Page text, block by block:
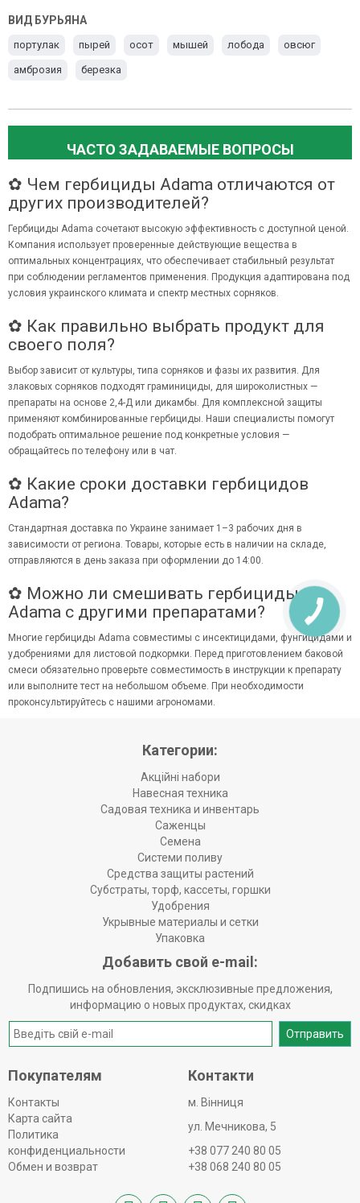
ВИД БУРЬЯНА
портулак пырей осот мышей лобода овсюг
амброзия березка
ЧАСТО ЗАДАВАЕМЫЕ ВОПРОСЫ
✿ Чем гербициды Adama отличаются от
других производителей?
Гербициды Adama сочетают высокую эффективность с доступной ценой.
Компания использует проверенные действующие вещества в
оптимальных концентрациях, что обеспечивает стабильный результат
при соблюдении регламентов применения. Продукция адаптирована под
условия украинского климата и спектр местных сорняков.
✿ Как правильно выбрать продукт для
своего поля?
Выбор зависит от культуры, типа сорняков и фазы их развития. Для
злаковых сорняков подходят граминициды, для широколистных —
препараты на основе 2,4-Д или дикамбы. Для комплексной защиты
применяют комбинированные гербициды. Наши специалисты помогут
подобрать оптимальное решение под конкретные условия —
обращайтесь по телефону или в чат.
✿ Какие сроки доставки гербицидов
Adama?
Стандартная доставка по Украине занимает 1–3 рабочих дня в
зависимости от региона. Товары, которые есть в наличии на складе,
отправляются в день заказа при оформлении до 14:00.
✿ Можно ли смешивать гербициды
Adama с другими препаратами?
Многие гербициды Adama совместимы с инсектицидами, фунгицидами и
удобрениями для листовой подкормки. Перед приготовлением баковой
смеси обязательно проверьте совместимость в инструкции к препарату
или выполните тест на небольшом объеме. При необходимости
проконсультируйтесь с нашими агрономами.
Категории:
Акційні набори
Навесная техника
Садовая техника и инвентарь
Саженцы
Семена
Системи поливу
Средства защиты растений
Субстраты, торф, кассеты, горшки
Удобрения
Укрывные материалы и сетки
Упаковка
Добавить свой e-mail:
Подпишись на обновления, эксклюзивные предложения,
информацию о новых продуктах, скидках
Отправить
Покупателям
Контакты
Карта сайта
Политика
конфиденциальности
Обмен и возврат
Контакти
м. Вінниця
ул. Мечникова, 5
+38 077 240 80 05
+38 068 240 80 05